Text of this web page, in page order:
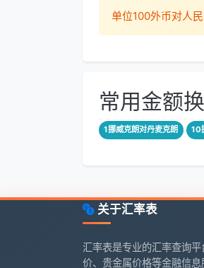
单位100外币对人
常用金额
1挪威克朗对丹麦克朗 10
关于汇率表
汇率表是专业的汇率查询
价、贵金属价格等金融信